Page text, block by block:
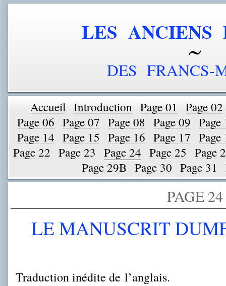
LES ANCIENS
DES FRANCS-
Accueil Introduction Page 01
Page 02
Page 06 Page 07 Page 08 Page 09 Page
Page 14 Page 15 Page 16 Page 17 Page
Page 22 Page 23 Page 24 Page 25 Page
Page 29B Page 30 Page 31
PAGE 24
LE MANUSCRIT
Traduction inédite de l’anglais.